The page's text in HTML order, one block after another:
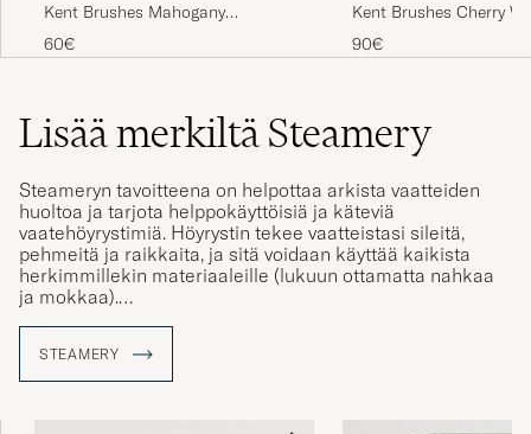
Kent Brushes Mahogany
Cashmere Clothing Brush
60€
Kent Brushes Cherry
Sided Clothing Brush
90€
Lisää merkiltä Steamery
Steameryn tavoitteena on helpottaa arkista vaatteiden
huoltoa ja tarjota helppokäyttöisiä ja käteviä
vaatehöyrystimiä. Höyrystin tekee vaatteistasi sileitä,
pehmeitä ja raikkaita, ja sitä voidaan käyttää kaikista
herkimmillekin materiaaleille (lukuun ottamatta nahkaa
ja mokkaa).
etenkin, jos kyseessä on heikosti lämpöä kestävä
materiaali. Höyrystintä voidaan käyttää kaikenlaisille
STEAMERY